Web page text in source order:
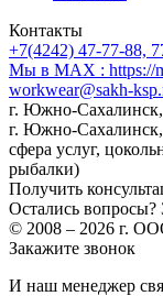
Контакты
+7(4242) 47-77-88,
Мы в MAX : https://
workwear@sakh-
г. Южно-
г. Южно-
сфера услуг,
рыбалки)
Получить
Остались
© 2008 – 2026 г.
Закажите звонок
И наш менеджер